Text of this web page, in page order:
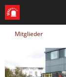
Mitglieder